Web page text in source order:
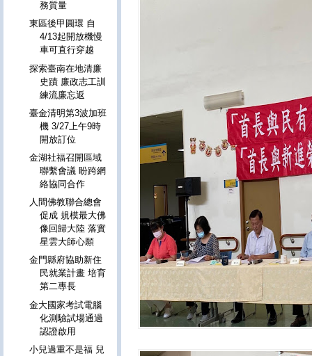
務質量
東區後甲圓環 自
4/13起開放機慢
車可直行穿越
探索臺南在地清廉
史蹟 廉政志工訓
練流廉忘返
臺金清明第3波加班
機 3/27上午9時
開放訂位
金湖社福召開區域
聯繫會議 盼跨網
絡協同合作
人間佛教聯合總會
促成 規模最大佛
像回歸大陸 落實
星雲大師心願
金門縣府協助新住
民就業計畫 培育
第二專長
金大國家考試電腦
化測驗試場通過
認證啟用
小兒過重不是福 兒